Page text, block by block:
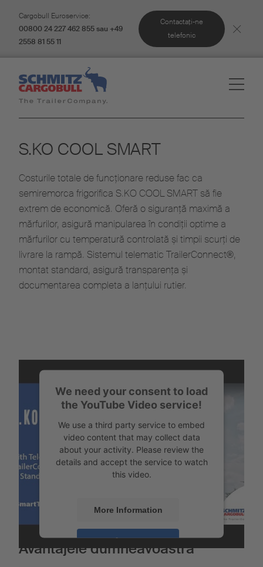
Cargobull Euroservice:
00800 24 227 462 855 sau +49
2558 81 55 11
Contactaţi-ne
telefonic
S.KO COOL SMART
Costurile totale de funcționare reduse fac ca
semiremorca frigorifica S.KO COOL SMART să fie
extrem de economică. Oferă o siguranță maximă a
mărfurilor, asigură manipularea în condiții optime a
mărfurilor cu temperatură controlată și timpii scurți de
livrare la rampă. Sistemul telematic TrailerConnect®,
montat standard, asigură transparența și
documentarea completa a lanțului rutier.
We need your consent to load
the YouTube Video service!
We use a third party service to embed
video content that may collect data
about your activity. Please review the
details and accept the service to watch
this video.
More Information
Accept
Avantajele dumneavoastră